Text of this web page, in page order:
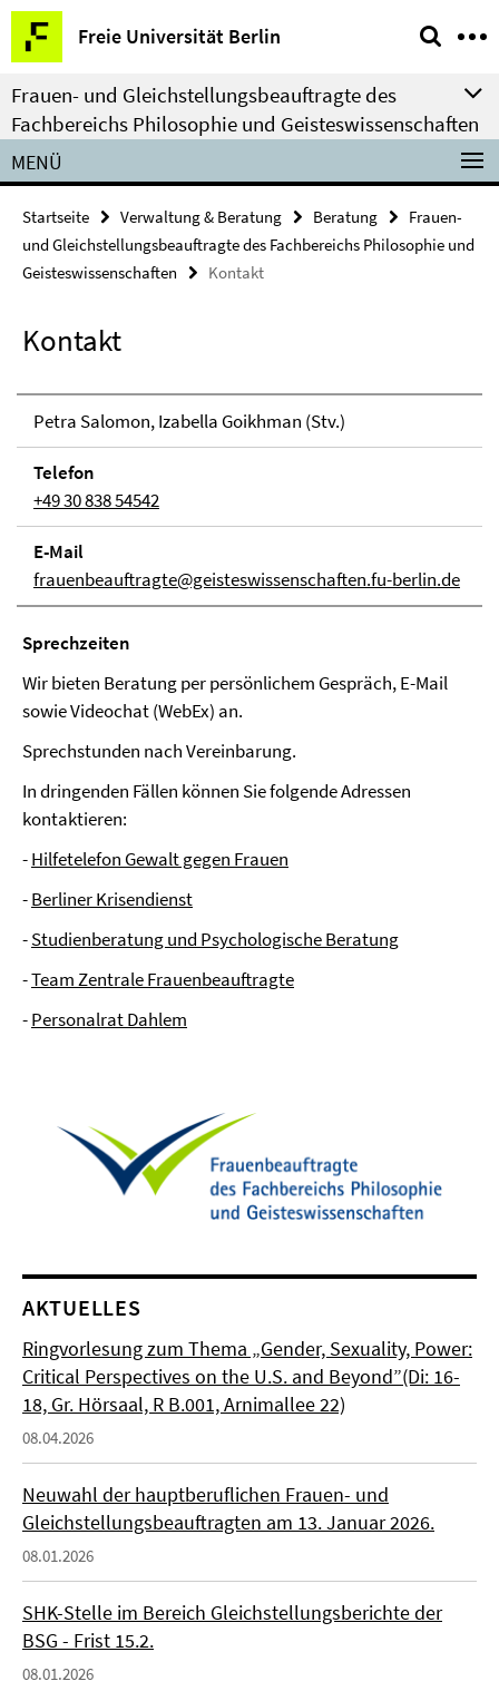
Springe
direkt
zu
Inhalt
Freie Universität Berlin
Service-
Navigation
Frauen- und Gleichstellungsbeauftragte des
Fachbereichs Philosophie und Geisteswissenschaften
MENÜ
Startseite Verwaltung & Beratung Beratung
Frauen-
und Gleichstellungsbeauftragte des Fachbereichs Philosophie und
Geisteswissenschaften
Kontakt
Kontakt
Petra Salomon, Izabella Goikhman (Stv.)
Telefon
+49 30 838 54542
E-Mail
frauenbeauftragte@geisteswissenschaften.fu-berlin.de
Sprech­zei­ten
Wir bieten Beratung per persönlichem Gespräch, E-Mail
sowie Videochat (WebEx) an.
Sprechstunden nach Vereinbarung.
In dringenden Fällen können Sie folgende Adressen
kontaktieren:
-Hilfetelefon Gewalt gegen Frauen
-Berliner Krisendienst
-Studienberatung und Psychologische Beratung
-Team Zentrale Frauenbeauftragte
-Personalrat Dahlem
AKTUELLES
Ringvorlesung zum Thema „Gender, Sexuality, Power:
Critical Perspectives on the U.S. and Beyond”(Di: 16-
18, Gr. Hörsaal, R B.001, Arnimallee 22)
08.04.2026
Neuwahl der hauptberuflichen Frauen- und
Gleichstellungsbeauftragten am 13. Januar 2026.
08.01.2026
SHK-Stelle im Bereich Gleichstellungsberichte der
BSG - Frist 15.2.
08.01.2026